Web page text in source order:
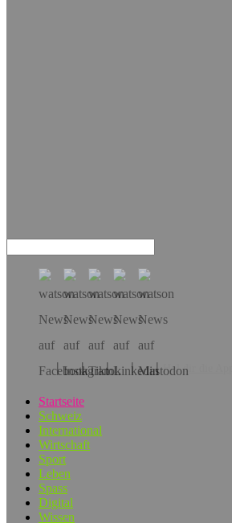
Hol dir die App!
Startseite
Schweiz
International
Wirtschaft
Sport
Leben
Spass
Digital
Wissen